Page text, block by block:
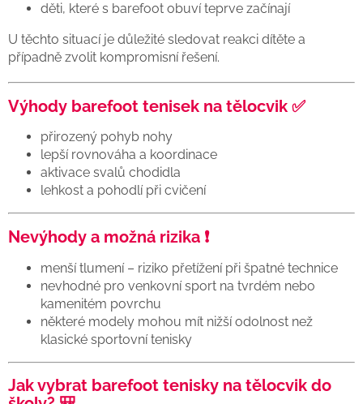
děti, které s barefoot obuví teprve začínají
U těchto situací je důležité sledovat reakci dítěte a
případně zvolit kompromisní řešení.
Výhody barefoot tenisek na tělocvik ✅
přirozený pohyb nohy
lepší rovnováha a koordinace
aktivace svalů chodidla
lehkost a pohodlí při cvičení
Nevýhody a možná rizika ❗
menší tlumení – riziko přetížení při špatné technice
nevhodné pro venkovní sport na tvrdém nebo
kamenitém povrchu
některé modely mohou mít nižší odolnost než
klasické sportovní tenisky
Jak vybrat barefoot tenisky na tělocvik do